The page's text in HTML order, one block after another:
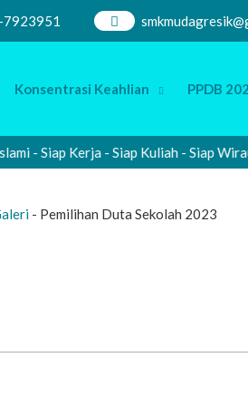
Konsentrasi Keahlian PPDB
- Siap Kerja - Siap Kuliah - Siap
- Pemilihan Duta Sekolah 2023